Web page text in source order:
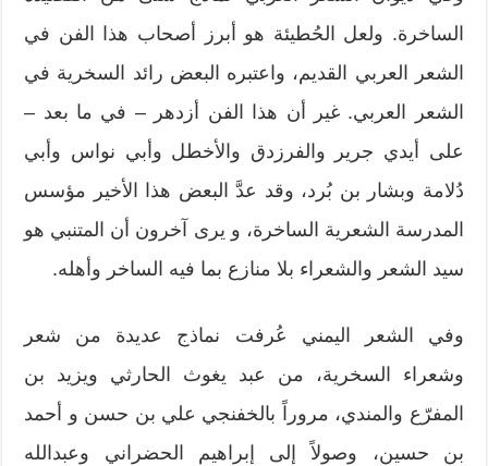
الساخرة. ولعل الحُطيئة هو أبرز أصحاب هذا الفن في
الشعر العربي القديم، واعتبره البعض رائد السخرية في
الشعر العربي. غير أن هذا الفن أزدهر – في ما بعد –
على أيدي جرير والفرزدق والأخطل وأبي نواس وأبي
دُلامة وبشار بن بُرد، وقد عدَّ البعض هذا الأخير مؤسس
المدرسة الشعرية الساخرة، و يرى آخرون أن المتنبي هو
سيد الشعر والشعراء بلا منازع بما فيه الساخر وأهله.
وفي الشعر اليمني عُرفت نماذج عديدة من شعر
وشعراء السخرية، من عبد يغوث الحارثي ويزيد بن
المفرّع والمندي، مروراً بالخفنجي علي بن حسن و أحمد
بن حسين، وصولاً إلى إبراهيم الحضراني وعبدالله